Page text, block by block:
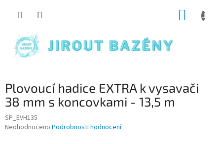
Plovoucí hadice EXTRA k vysavači
38 mm s koncovkami - 13,5 m
SP_EVH135
Průměrné hodnocení produktu je 0,0 z 5 hvězdiček.
Neohodnoceno Podrobnosti hodnocení